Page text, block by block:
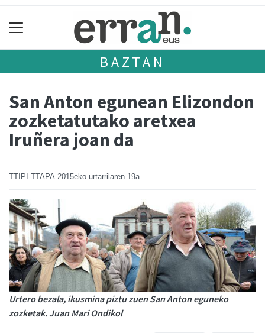
BAZTAN
San Anton egunean Elizondon
zozketatutako aretxea
Iruñera joan da
TTIPI-TTAPA 2015eko urtarrilaren 19a
Urtero bezala, ikusmina piztu zuen San Anton eguneko
zozketak. Juan Mari Ondikol